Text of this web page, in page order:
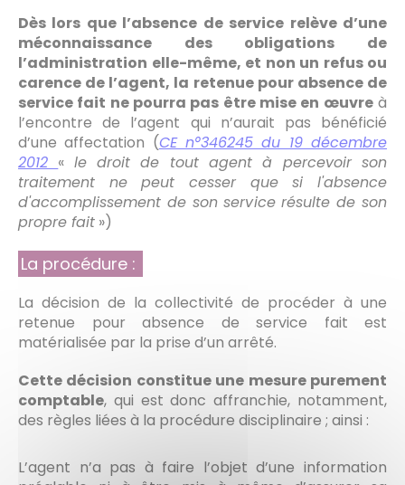
Dès lors que l’absence de service relève d’une
méconnaissance des obligations de
l’administration elle-même, et non un refus ou
carence de l’agent, la retenue pour absence de
service fait ne pourra pas être mise en œuvreà
l’encontre de l’agent qui n’aurait pas bénéficié
d’une affectation (CE n°346245 du 19 décembre
2012 « le droit de tout agent à percevoir son
traitement ne peut cesser que si l'absence
d'accomplissement de son service résulte de son
propre fait »)
La procédure :
La décision de la collectivité de procéder à une
retenue pour absence de service fait est
matérialisée par la prise d’un arrêté.
Cette décision constitue une mesure purement
comptable, qui est donc affranchie, notamment,
des règles liées à la procédure disciplinaire ; ainsi :
L’agent n’a pas à faire l’objet d’une information